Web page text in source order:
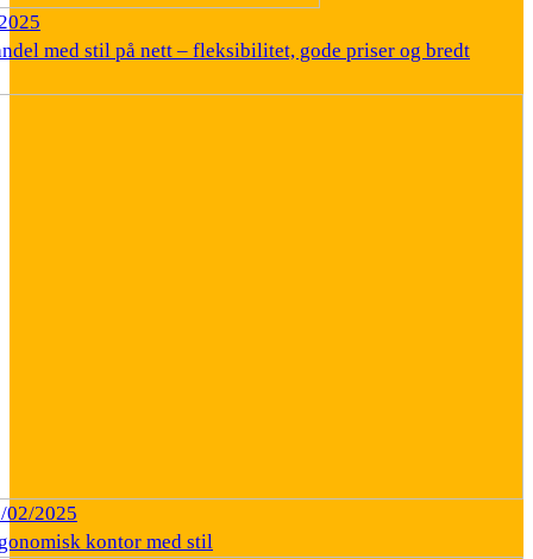
med stil på nett – fleksibilitet, gode priser og bredt
02/2025
kontor med stil